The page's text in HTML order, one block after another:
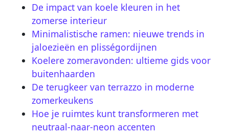
De impact van koele kleuren in het
zomerse interieur
Minimalistische ramen: nieuwe trends in
jaloezieën en plisségordijnen
Koelere zomeravonden: ultieme gids voor
buitenhaarden
De terugkeer van terrazzo in moderne
zomerkeukens
Hoe je ruimtes kunt transformeren met
neutraal-naar-neon accenten